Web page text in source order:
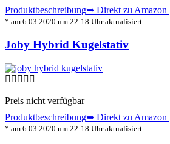
Produktbeschreibung➥ Direkt zu Amazon
* am 6.03.2020 um 22:18 Uhr aktualisiert
Joby Hybrid Kugelstativ
Preis nicht verfügbar
Produktbeschreibung➥ Direkt zu Amazon
* am 6.03.2020 um 22:18 Uhr aktualisiert